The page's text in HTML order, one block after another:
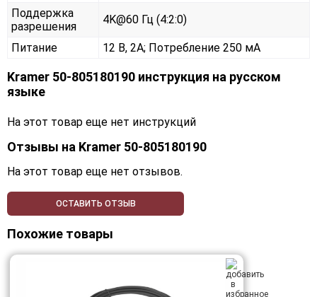
Поддержка
разрешения
4K@60 Гц (4:2:0)
Питание 12 В, 2А; Потребление 250 мА
Kramer 50-805180190 инструкция на русском
языке
На этот товар еще нет инструкций
Отзывы на Kramer 50-805180190
На этот товар еще нет отзывов.
ОСТАВИТЬ ОТЗЫВ
Похожие товары